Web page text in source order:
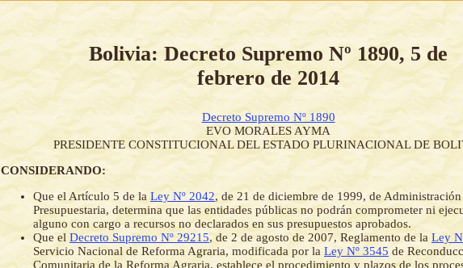
Bolivia: Decreto Supremo Nº 1890, 5 de
febrero de 2014
Decreto Supremo Nº 1890
EVO MORALES AYMA
PRESIDENTE CONSTITUCIONAL DEL ESTADO PLURINACIONAL DE
CONSIDERANDO:
Que el Artículo 5 de la Ley Nº 2042, de 21 de diciembre de 1999, de Administración
Presupuestaria, determina que las entidades públicas no podrán comprometer ni
alguno con cargo a recursos no declarados en sus presupuestos aprobados.
Que el Decreto Supremo Nº 29215, de 2 de agosto de 2007, Reglamento de la Ley
Servicio Nacional de Reforma Agraria, modificada por la Ley Nº 3545 de
Comunitaria de la Reforma Agraria, establece el procedimiento y plazos de los